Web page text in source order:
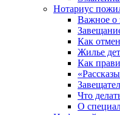
Нотариус
Важное о
Как
Жилье
Как
Что
О